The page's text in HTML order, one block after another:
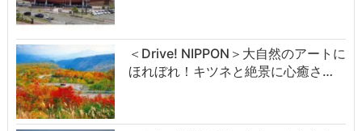
＜Drive! NIPPON＞大自然のアートに
ほれぼれ！キツネと絶景に心癒さ…